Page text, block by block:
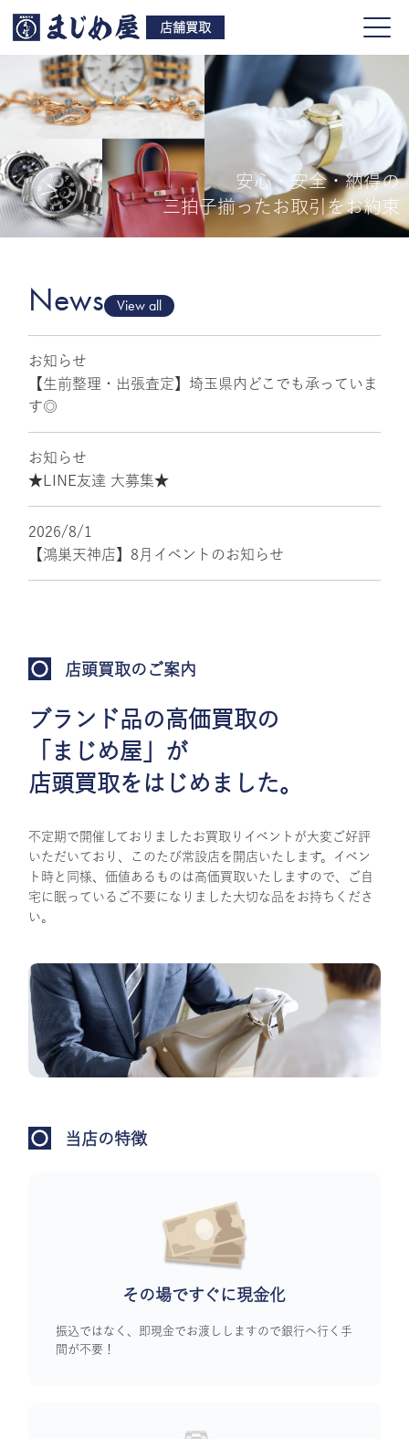
店舗買取
買取品目
店舗一覧
安心・安全・納得の
三拍子揃ったお取引をお約束
News View all
お知らせ
【生前整理・出張査定】埼玉県内どこでも承っていま
す◎
お知らせ
★LINE友達 大募集★
2026/8/1
【鴻巣天神店】8月イベントのお知らせ
店頭買取のご案内
ブランド品の高価買取の
「まじめ屋」が
店頭買取をはじめました。
不定期で開催しておりましたお買取りイベントが大変ご好評
いただいており、このたび常設店を開店いたします。イベン
ト時と同様、価値あるものは高価買取いたしますので、ご自
宅に眠っているご不要になりました大切な品をお持ちくださ
い。
当店の特徴
その場ですぐに現金化
振込ではなく、即現金でお渡ししますので銀行へ行く手
間が不要！